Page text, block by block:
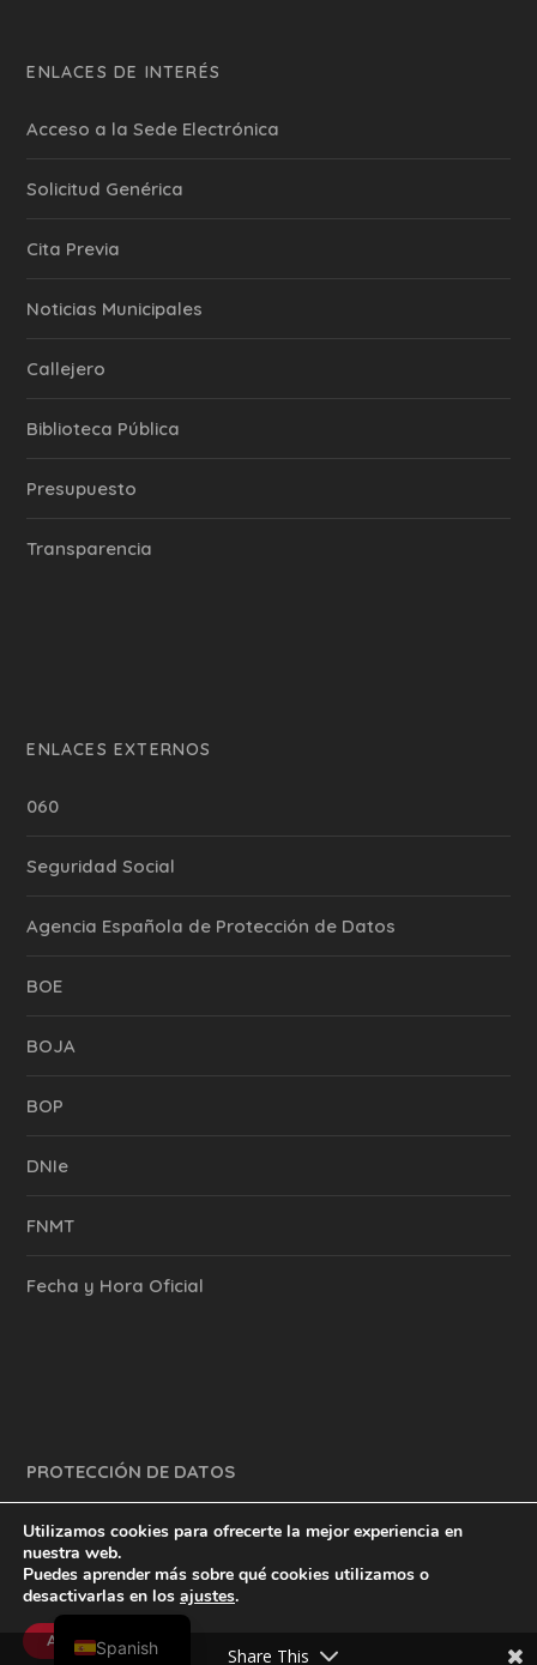
ENLACES DE INTERÉS
Acceso a la Sede Electrónica
Solicitud Genérica
Cita Previa
‎Noticias Municipales
Callejero
Biblioteca Pública
Presupuesto
Transparencia
ENLACES EXTERNOS
060
Seguridad Social
Agencia Española de Protección de Datos
BOE
BOJA
BOP
DNIe
FNMT
Fecha y Hora Oficial
PROTECCIÓN DE DATOS
inventtatte es Marketing Online Sevilla
Utilizamos cookies para ofrecerte la mejor experiencia en
nuestra web.
Puedes aprender más sobre qué cookies utilizamos o
desactivarlas en los ajustes.
Aceptar
Share This
Spanish
English